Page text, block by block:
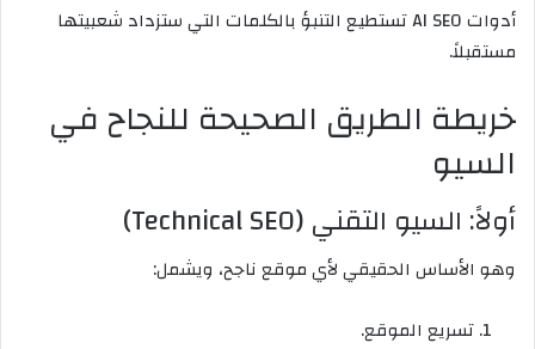
أدوات AI SEO تستطيع التنبؤ بالكلمات التي ستزداد شعبيتها
مستقبلاً.
خريطة الطريق الصحيحة للنجاح في
السيو
أولاً: السيو التقني (Technical SEO)
وهو الأساس الحقيقي لأي موقع ناجح، ويشمل:
تسريع الموقع.